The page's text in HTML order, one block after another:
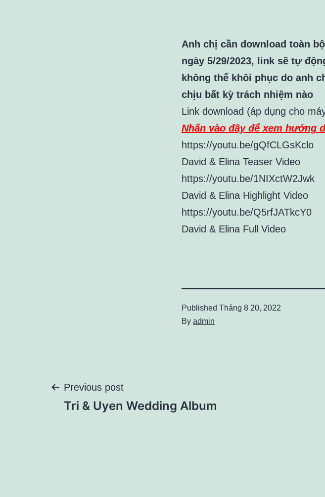
Anh chị cần download toàn
ngày 5/29/2023, link sẽ tự
không thể khôi phục do anh
chịu bất kỳ trách nhiệm nào
Link download (áp dụng cho
Nhấn vào đây để xem hướng
https://youtu.be/gQfCLGsKclo
David & Elina Teaser Video
https://youtu.be/1NIXctW2Jwk
David & Elina Highlight Video
https://youtu.be/Q5rfJATkcY0
David & Elina Full Video
Published Tháng 8 20, 2022
By admin
Điều
Previous post
Tri & Uyen Wedding Album